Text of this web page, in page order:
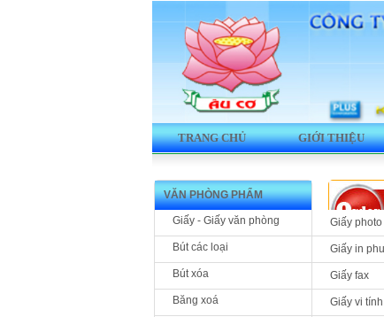
TRANG CHỦ GIỚI THIỆU
VĂN PHÒNG PHẨM
Giấy - Giấy văn phòng Giấy photo
Giấy in
Giấy fax
Giấy vi tính
Bút các loại
Bút xóa
Băng xoá
Sản